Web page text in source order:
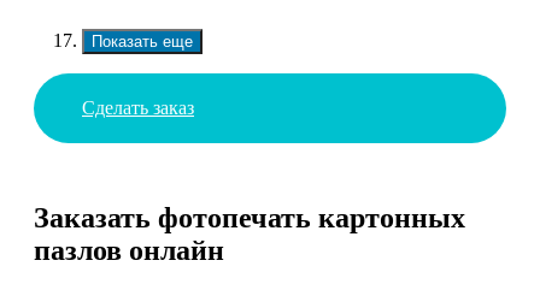
Показать еще
Сделать заказ
Заказать фотопечать картонных
пазлов онлайн